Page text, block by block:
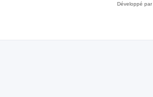
Développé par